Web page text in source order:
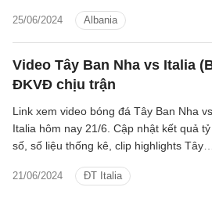
25/06/2024 Albania
2024.
Video Tây Ban Nha vs Italia
ĐKVĐ chịu trận
21/06/2024 ĐT Italia
Link xem video bóng đá Tây Ban Nha vs
Italia hôm nay 21/6. Cập nhật kết quả tỷ
số, số liệu thống kê, clip highlights Tây